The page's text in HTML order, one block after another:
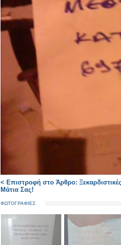
< Επιστροφή στο Άρθρο:
Μάτια Σας!
ΦΩΤΟΓΡΑΦΙΕΣ